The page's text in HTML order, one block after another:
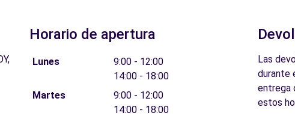
Horario de apertura
Lunes
9:00 - 12:00
14:00 - 18:00
Martes
9:00 - 12:00
14:00 - 18:00
Las
durante
entrega
estos